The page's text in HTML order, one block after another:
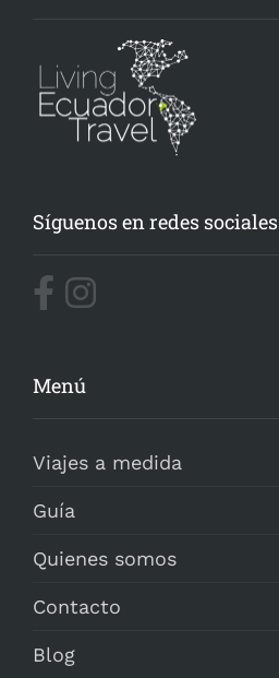
Síguenos en redes sociales
Menú
Viajes a medida
Guía
Quienes somos
Contacto
Blog